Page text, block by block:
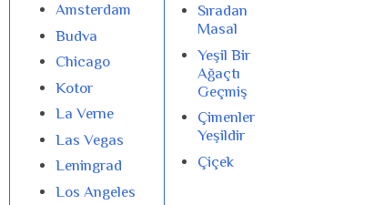
Amsterdam
Budva
Chicago
Kotor
La Verne
Las Vegas
Leningrad
Los Angeles
Sıradan
Masal
Yeşil Bir
Ağaçtı
Geçmiş
Çimenler
Yeşildir
Çiçek